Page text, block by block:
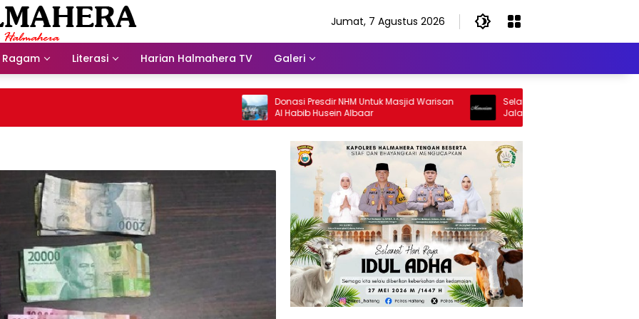
Jumat, 7 Agustus 2026
Ragam Literasi Harian Halmahera TV Galeri
Donasi Presdir NHM Untuk Masjid Warisan
Al Habib Husein Albaar
Selamat Jalan Sang Inspirator,
Jalan Abangku Yuslam Idris